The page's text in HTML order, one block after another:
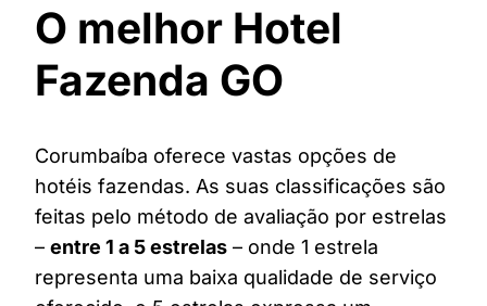
O melhor Hotel
Fazenda GO
Corumbaíba oferece vastas opções de
hotéis fazendas. As suas classificações são
feitas pelo método de avaliação por estrelas
– entre 1 a 5 estrelas – onde 1 estrela
representa uma baixa qualidade de serviço